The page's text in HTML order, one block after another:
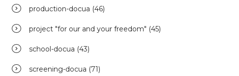
production-docua (46)
project "for our and your freedom" (45)
school-docua (43)
screening-docua (71)